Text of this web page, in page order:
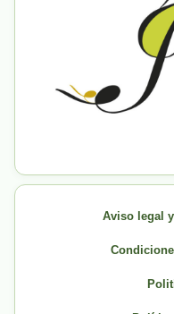
Aviso legal